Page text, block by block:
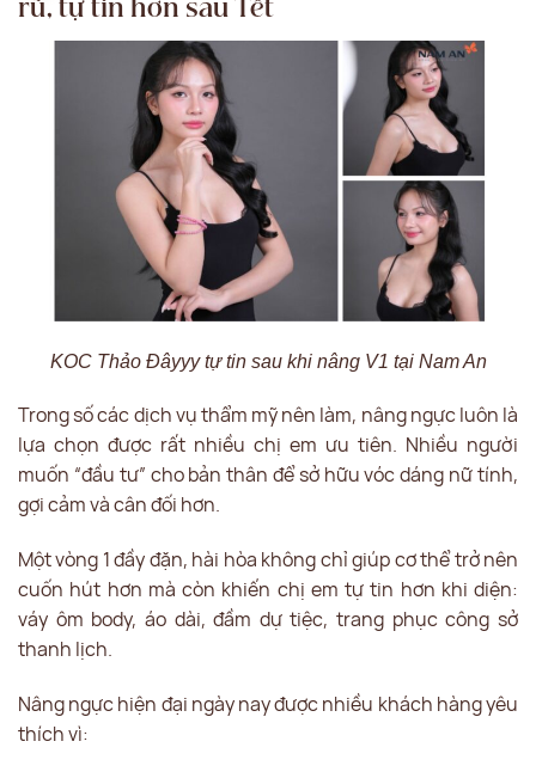
rũ, tự tin hơn sau Tết
KOC Thảo Đâyyy tự tin sau khi nâng V1 tại Nam An
Trong số các dịch vụ thẩm mỹ nên làm, nâng ngực luôn là
lựa chọn được rất nhiều chị em ưu tiên. Nhiều người
muốn “đầu tư” cho bản thân để sở hữu vóc dáng nữ tính,
gợi cảm và cân đối hơn.
Một vòng 1 đầy đặn, hài hòa không chỉ giúp cơ thể trở nên
cuốn hút hơn mà còn khiến chị em tự tin hơn khi diện:
váy ôm body, áo dài, đầm dự tiệc, trang phục công sở
thanh lịch.
Nâng ngực hiện đại ngày nay được nhiều khách hàng yêu
thích vì: